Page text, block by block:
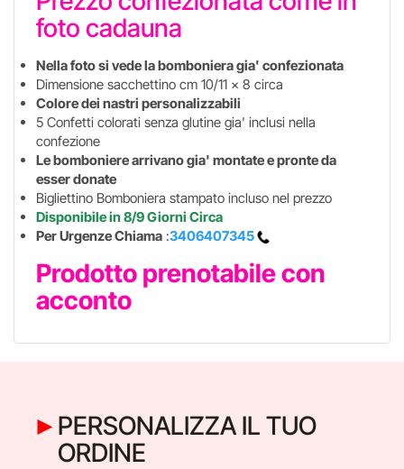
foto cadauna
Nella foto si vede la bomboniera gia' confezionata
Dimensione sacchettino cm 10/11 x 8 circa
Colore dei nastri personalizzabili
5 Confetti colorati senza glutine gia' inclusi nella
confezione
Le bomboniere arrivano gia' montate e pronte da
esser donate
Bigliettino Bomboniera stampato incluso nel prezzo
Disponibile in 8/9 Giorni Circa
Per Urgenze Chiama :3406407345
Prodotto prenotabile con
acconto
PERSONALIZZA IL TUO
ORDINE